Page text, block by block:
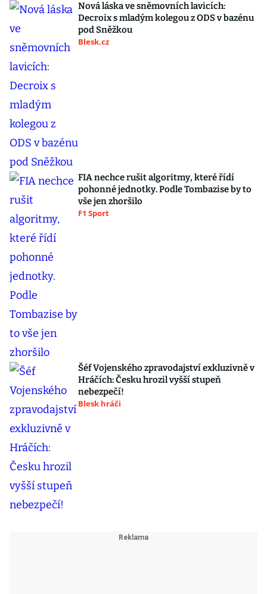
Nová láska ve sněmovních lavicích:
Decroix s mladým kolegou z ODS v bazénu
pod Sněžkou
Blesk.cz
FIA nechce rušit algoritmy, které řídí
pohonné jednotky. Podle Tombazise by to
vše jen zhoršilo
F1 Sport
Šéf Vojenského zpravodajství exkluzivně v
Hráčích: Česku hrozil vyšší stupeň
nebezpečí!
Blesk hráči